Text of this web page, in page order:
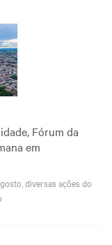
Fórum da
em
diversas ações do